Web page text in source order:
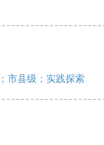
市县级；实践探索